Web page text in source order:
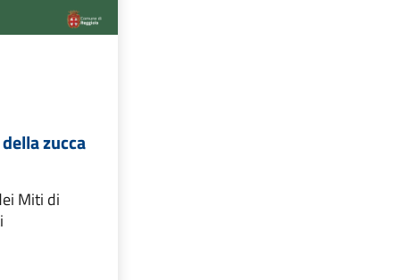
zucca
Miti di